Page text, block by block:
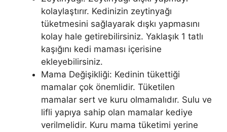
kolaylaştırır. Kedinizin zeytinyağı
tüketmesini sağlayarak dışkı yapmasını
kolay hale getirebilirsiniz. Yaklaşık 1 tatlı
kaşığını kedi maması içerisine
ekleyebilirsiniz.
Mama Değişikliği: Kedinin tükettiği
mamalar çok önemlidir. Tüketilen
mamalar sert ve kuru olmamalıdır. Sulu ve
lifli yapıya sahip olan mamalar kediye
verilmelidir. Kuru mama tüketimi yerine